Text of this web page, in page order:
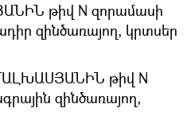
թիվ N զորամասի
զինծառայող, կրտսեր
թիվ N
զինծառայող,